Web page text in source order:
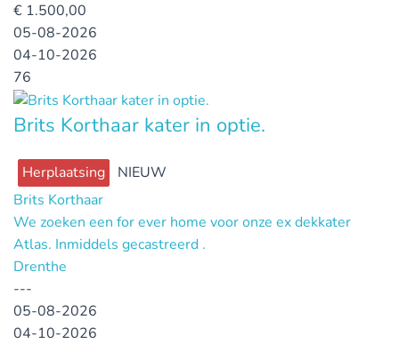
€ 1.500,00
05-08-2026
04-10-2026
76
Brits Korthaar kater in optie.
Herplaatsing
NIEUW
Brits Korthaar
We zoeken een for ever home voor onze ex dekkater
Atlas. Inmiddels gecastreerd .
Drenthe
---
05-08-2026
04-10-2026